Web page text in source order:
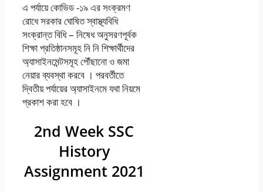
এ পর্যায়ে কোভিড -১৯ এর সংক্রমণ
রােধে সরকার ঘােষিত স্বাস্থ্যবিধি
সংক্রান্ত বিধি – নিষেধ অনুসরণপূর্বক
শিক্ষা প্রতিষ্ঠানসমূহ নি নি শিক্ষার্থীদের
অ্যাসাইনমেন্টসমূহ পৌঁছানাে ও জমা
নেয়ার ব্যবস্থা করবে । পরবর্তীতে
দ্বিতীয় পর্যায়ের অ্যাসাইনমে যথা নিয়মে
প্রকাশ করা হবে ।
2nd Week SSC
History
Assignment 2021